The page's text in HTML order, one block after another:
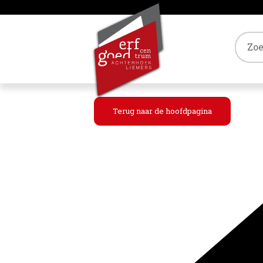
Terug naar de hoofdpagina